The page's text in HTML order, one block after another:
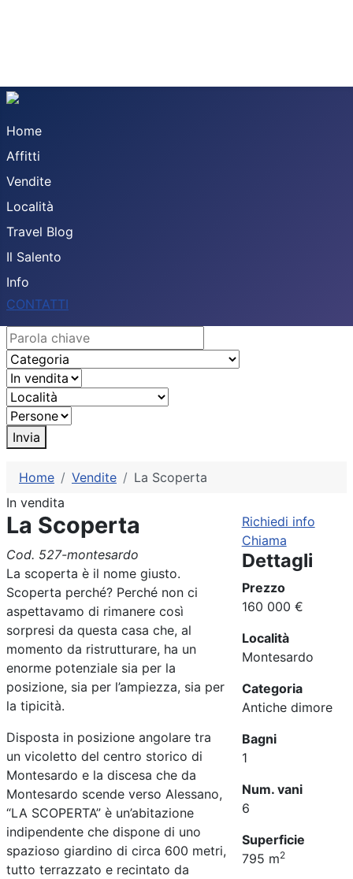
Home
Affitti
Vendite
Località
Travel Blog
Il Salento
Info
CONTATTI
Invia
Home Vendite
La Scoperta
In vendita
La Scoperta
Cod. 527-montesardo
La scoperta è il nome giusto.
Scoperta perché? Perché non ci
aspettavamo di rimanere così
sorpresi da questa casa che, al
momento da ristrutturare, ha un
enorme potenziale sia per la
posizione, sia per l’ampiezza, sia per
la tipicità.
Disposta in posizione angolare tra
un vicoletto del centro storico di
Montesardo e la discesa che da
Montesardo scende verso Alessano,
“LA SCOPERTA” è un’abitazione
indipendente che dispone di uno
spazioso giardino di circa 600 metri,
tutto terrazzato e recintato da
Richiedi info
Chiama
Dettagli
Prezzo
160 000 €
Località
Montesardo
Categoria
Antiche dimore
Bagni
1
Num. vani
6
Superficie
795 m2